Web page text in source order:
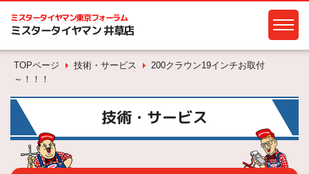
ミスタータイヤマン東京フォーラム
ミスタータイヤマン 井草店
TOPページ 技術・サービス
200クラウン19インチお取付
～！！！
技術・サービス